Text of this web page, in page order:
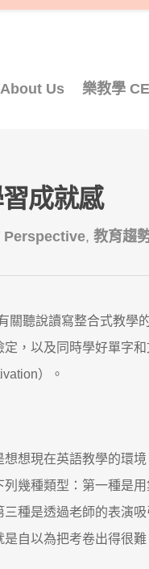
Us 樂教學
成就感
Perspective, 教育趨
關聽說讀寫整合式教學
，以及同時學好單字
）。
想現在英語教學的環
幾種類型：第一種是
種是透過老師的表演
自以為把考卷出得很